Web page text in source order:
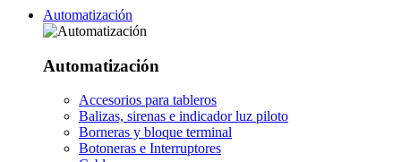
Automatización
Automatización
Accesorios para tableros
Balizas, sirenas e indicador luz piloto
Borneras y bloque terminal
Botoneras e Interruptores